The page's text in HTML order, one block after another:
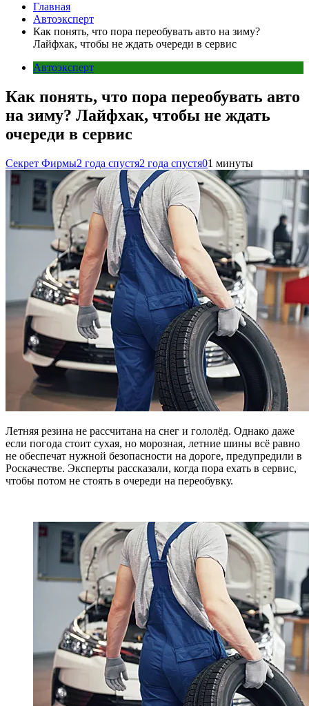
Главная
Автоэксперт
Как понять, что пора переобувать авто на зиму?
Лайфхак, чтобы не ждать очереди в сервис
Автоэксперт
Как понять, что пора переобувать авто
на зиму? Лайфхак, чтобы не ждать
очереди в сервис
Секрет Фирмы2 года спустя2 года спустя01 минуты
Летняя резина не рассчитана на снег и гололёд. Однако даже
если погода стоит сухая, но морозная, летние шины всё равно
не обеспечат нужной безопасности на дороге, предупредили в
Роскачестве. Эксперты рассказали, когда пора ехать в сервис,
чтобы потом не стоять в очереди на переобувку.